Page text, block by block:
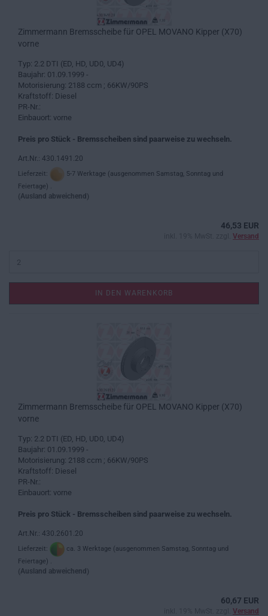
Zimmermann Bremsscheibe für OPEL MOVANO Kipper (X70)
vorne
Typ: 2.2 DTI (ED, HD, UD0, UD4)
Baujahr: 01.09.1999 -
Motorisierung: 2188 ccm ; 66KW/90PS
Kraftstoff: Diesel
PR-Nr.:
Einbauort: vorne
Preis pro Stück - Bremsscheiben sind paarweise zu wechseln.
Art.Nr.: 430.1491.20
Lieferzeit:
5-7 Werktage (ausgenommen Samstag, Sonntag und
Feiertage) .
(Ausland abweichend)
46,53 EUR
Versand
IN DEN WARENKORB
Zimmermann Bremsscheibe für OPEL MOVANO Kipper (X70)
vorne
Typ: 2.2 DTI (ED, HD, UD0, UD4)
Baujahr: 01.09.1999 -
Motorisierung: 2188 ccm ; 66KW/90PS
Kraftstoff: Diesel
PR-Nr.:
Einbauort: vorne
Preis pro Stück - Bremsscheiben sind paarweise zu wechseln.
Art.Nr.: 430.2601.20
Lieferzeit:
ca. 3 Werktage (ausgenommen Samstag, Sonntag und
Feiertage) .
(Ausland abweichend)
60,67 EUR
Versand